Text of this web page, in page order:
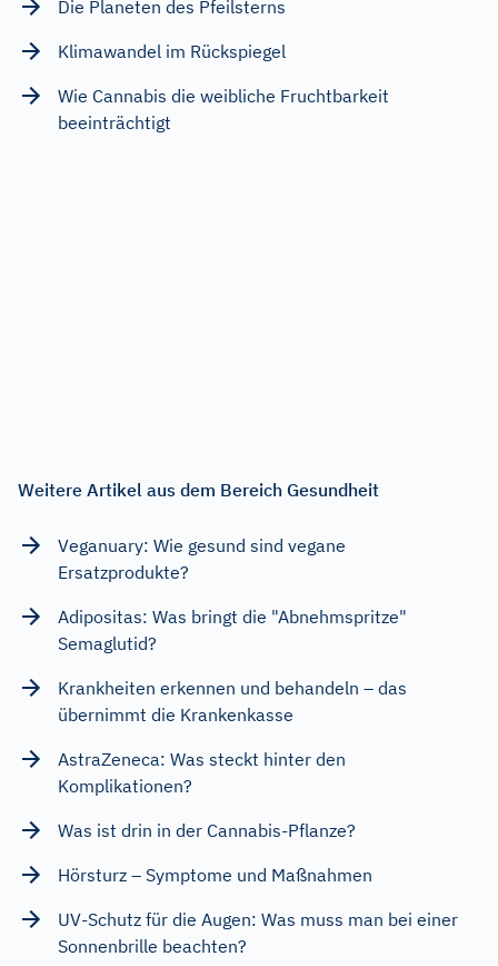
Die Planeten des Pfeilsterns
Klimawandel im Rückspiegel
Wie Cannabis die weibliche Fruchtbarkeit
beeinträchtigt
Weitere Artikel aus dem Bereich Gesundheit
Veganuary: Wie gesund sind vegane
Ersatzprodukte?
Adipositas: Was bringt die "Abnehmspritze"
Semaglutid?
Krankheiten erkennen und behandeln – das
übernimmt die Krankenkasse
AstraZeneca: Was steckt hinter den
Komplikationen?
Was ist drin in der Cannabis-Pflanze?
Hörsturz – Symptome und Maßnahmen
UV-Schutz für die Augen: Was muss man bei einer
Sonnenbrille beachten?